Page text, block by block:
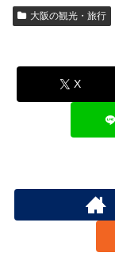
大阪の観光・旅行
X